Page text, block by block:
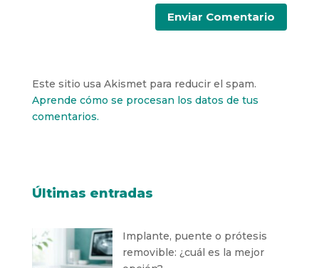
Este sitio usa Akismet para reducir el spam.
Aprende cómo se procesan los datos de tus
comentarios.
Últimas entradas
Implante, puente o prótesis
removible: ¿cuál es la mejor